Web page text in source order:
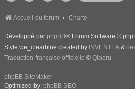
Accueil du forum Charte
Développé par phpBB® Forum Software ©
Style we_clearblue created by INVENTEA &
Traduction française officielle © Qiaeru
phpBB SiteMaker
Optimized by: phpBB SEO